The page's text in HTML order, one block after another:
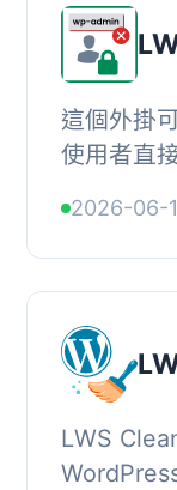
這個外掛
使用者直
們。, 你
結並保護
2026-06-
LWS